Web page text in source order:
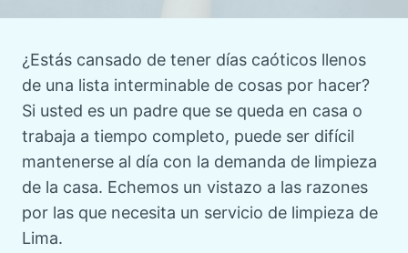
¿Estás cansado de tener días caóticos llenos
de una lista interminable de cosas por hacer?
Si usted es un padre que se queda en casa o
trabaja a tiempo completo, puede ser difícil
mantenerse al día con la demanda de limpieza
de la casa. Echemos un vistazo a las razones
por las que necesita un servicio de limpieza de
Lima.